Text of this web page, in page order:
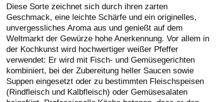
Diese Sorte zeichnet sich durch ihren zarten
Geschmack, eine leichte Schärfe und ein originelles,
unvergessliches Aroma aus und genießt auf dem
Weltmarkt der Gewürze hohe Anerkennung. Vor allem in
der Kochkunst wird hochwertiger weißer Pfeffer
verwendet: Er wird mit Fisch- und Gemüsegerichten
kombiniert, bei der Zubereitung heller Saucen sowie
Suppen eingesetzt oder zu bestimmten Fleischspeisen
(Rindfleisch und Kalbfleisch) oder Gemüsesalaten